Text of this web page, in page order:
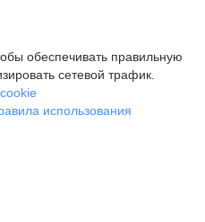
обеспечивать правильную
сетевой трафик.
использования